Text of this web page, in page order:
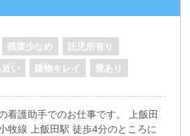
残業少なめ 託児所有り
近い 建物キレイ 寮あり
看護助手でのお仕事です。 上飯田
牧線 上飯田駅 徒歩4分のところに